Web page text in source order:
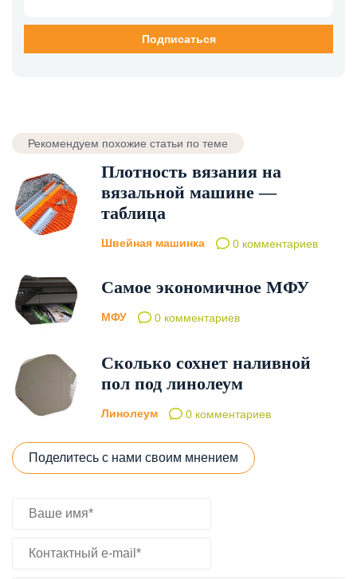
Рекомендуем похожие статьи по теме
Плотность вязания на
вязальной машине —
таблица
Швейная машинка 0 комментариев
Самое экономичное МФУ
МФУ 0 комментариев
Сколько сохнет наливной
пол под линолеум
Линолеум 0 комментариев
Поделитесь с нами своим мнением